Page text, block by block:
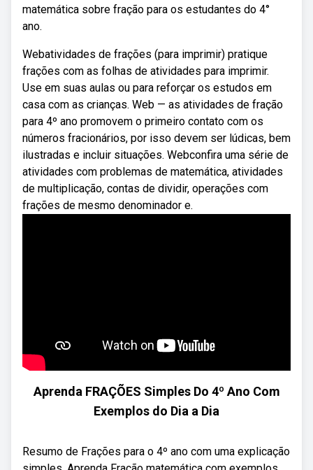
matemática sobre fração para os estudantes do 4°
ano.
Webatividades de frações (para imprimir) pratique
frações com as folhas de atividades para imprimir.
Use em suas aulas ou para reforçar os estudos em
casa com as crianças. Web — as atividades de fração
para 4º ano promovem o primeiro contato com os
números fracionários, por isso devem ser lúdicas, bem
ilustradas e incluir situações. Webconfira uma série de
atividades com problemas de matemática, atividades
de multiplicação, contas de dividir, operações com
frações de mesmo denominador e.
Aprenda FRAÇÕES Simples Do 4º Ano Com
Exemplos do Dia a Dia
Resumo de Frações para o 4º ano com uma explicação